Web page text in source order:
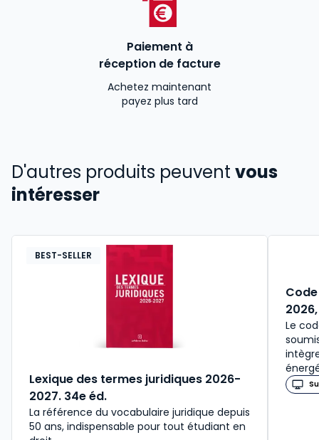
Paiement à
réception de facture
Achetez maintenant
payez plus tard
D'autres produits peuvent vous
intéresser
BEST-SELLER
Lexique des termes juridiques 2026-
2027. 34e éd.
La référence du vocabulaire juridique depuis
50 ans, indispensable pour tout étudiant en
Le